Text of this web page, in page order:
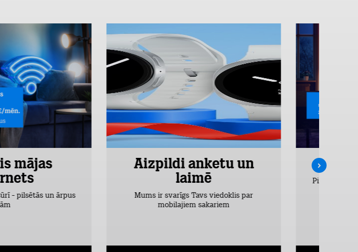
mājas
- pilsētās un ārpus
Aizpildi anketu un
laimē
Mums ir svarīgs Tavs viedoklis par
mobilajiem sakariem
Pirmos 2